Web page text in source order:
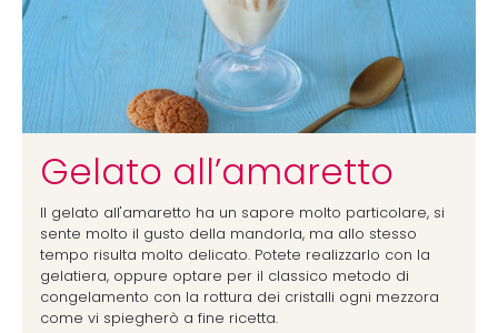
Gelato all’amaretto
Il gelato all'amaretto ha un sapore molto particolare, si
sente molto il gusto della mandorla, ma allo stesso
tempo risulta molto delicato. Potete realizzarlo con la
gelatiera, oppure optare per il classico metodo di
congelamento con la rottura dei cristalli ogni mezzora
come vi spiegherò a fine ricetta.